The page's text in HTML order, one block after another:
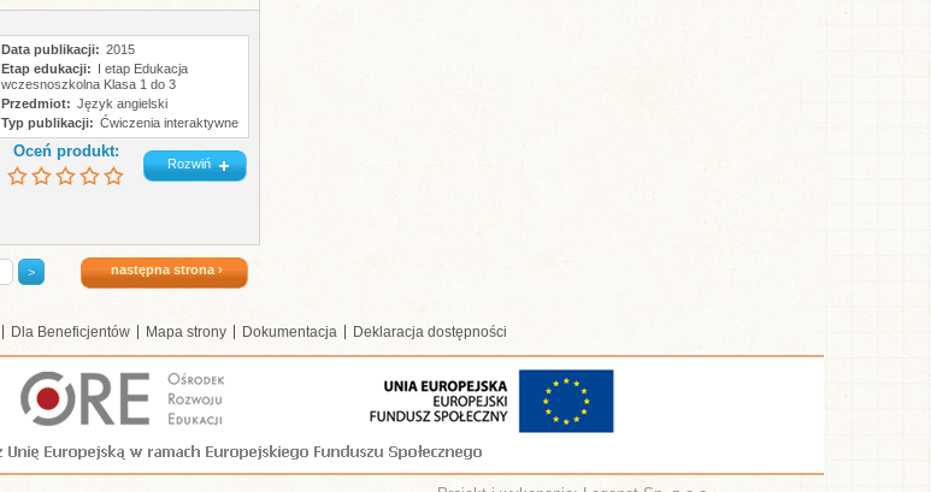
Data publikacji
2015
Etap edukacji
I etap Edukacja
wczesnoszkolna Klasa 1 do 3
Przedmiot
Język angielski
Typ publikacji
Ćwiczenia interaktywne
Oceń produkt:
Rozwiń
następna strona ›
Dla Beneficjentów Mapa strony Dokumentacja Deklaracja dostępności